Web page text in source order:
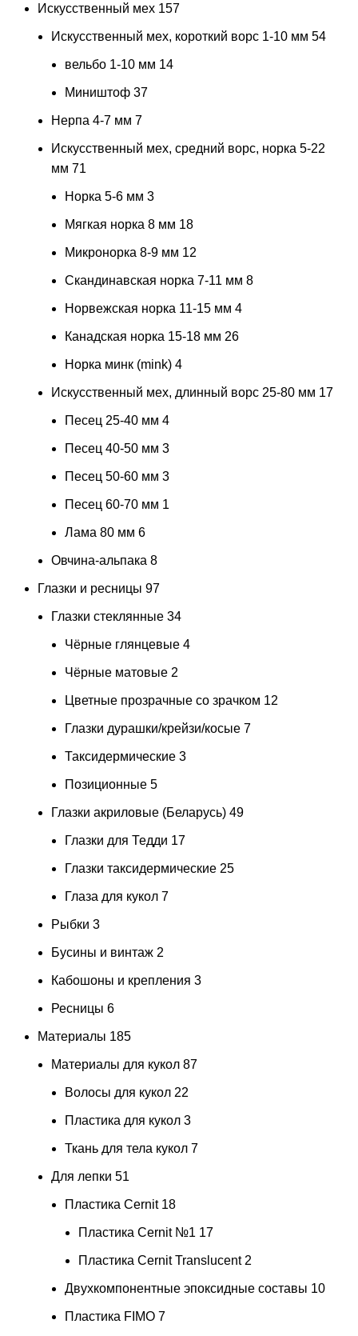
Искусственный мех 157
Искусственный мех, короткий ворс 1-10 мм 54
вельбо 1-10 мм 14
Миништоф 37
Нерпа 4-7 мм 7
Искусственный мех, средний ворс, норка 5-22
мм 71
Норка 5-6 мм 3
Мягкая норка 8 мм 18
Микронорка 8-9 мм 12
Скандинавская норка 7-11 мм 8
Норвежская норка 11-15 мм 4
Канадская норка 15-18 мм 26
Норка минк (mink) 4
Искусственный мех, длинный ворс 25-80 мм 17
Песец 25-40 мм 4
Песец 40-50 мм 3
Песец 50-60 мм 3
Песец 60-70 мм 1
Лама 80 мм 6
Овчина-альпака 8
Глазки и ресницы 97
Глазки стеклянные 34
Чёрные глянцевые 4
Чёрные матовые 2
Цветные прозрачные со зрачком 12
Глазки дурашки/крейзи/косые 7
Таксидермические 3
Позиционные 5
Глазки акриловые (Беларусь) 49
Глазки для Тедди 17
Глазки таксидермические 25
Глаза для кукол 7
Рыбки 3
Бусины и винтаж 2
Кабошоны и крепления 3
Ресницы 6
Материалы 185
Материалы для кукол 87
Волосы для кукол 22
Пластика для кукол 3
Ткань для тела кукол 7
Для лепки 51
Пластика Cernit 18
Пластика Cernit №1 17
Пластика Cernit Translucent 2
Двухкомпонентные эпоксидные составы 10
Пластика FIMO 7